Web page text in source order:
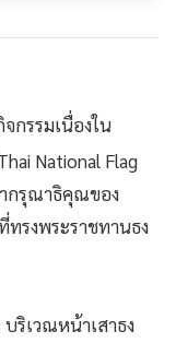
กรรมเนื่องใน
National Flag
กรุณาธิคุณของ
ทรงพระราชทานธง
ริเวณหน้าเสาธง